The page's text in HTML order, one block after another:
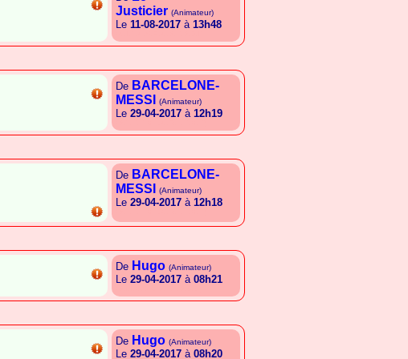
Justicier (Animateur)
Le 11-08-2017 à 13h48
De BARCELONE-
MESSI
(Animateur)
Le 29-04-2017 à 12h19
De BARCELONE-
MESSI
(Animateur)
Le 29-04-2017 à 12h18
De Hugo (Animateur)
Le 29-04-2017 à 08h21
De Hugo (Animateur)
Le 29-04-2017 à 08h20